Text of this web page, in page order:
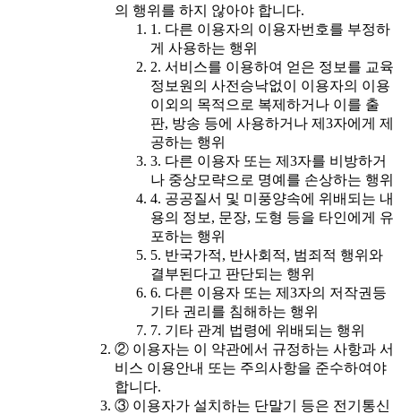
의 행위를 하지 않아야 합니다.
1. 다른 이용자의 이용자번호를 부정하
게 사용하는 행위
2. 서비스를 이용하여 얻은 정보를 교육
정보원의 사전승낙없이 이용자의 이용
이외의 목적으로 복제하거나 이를 출
판, 방송 등에 사용하거나 제3자에게 제
공하는 행위
3. 다른 이용자 또는 제3자를 비방하거
나 중상모략으로 명예를 손상하는 행위
4. 공공질서 및 미풍양속에 위배되는 내
용의 정보, 문장, 도형 등을 타인에게 유
포하는 행위
5. 반국가적, 반사회적, 범죄적 행위와
결부된다고 판단되는 행위
6. 다른 이용자 또는 제3자의 저작권등
기타 권리를 침해하는 행위
7. 기타 관계 법령에 위배되는 행위
② 이용자는 이 약관에서 규정하는 사항과 서
비스 이용안내 또는 주의사항을 준수하여야
합니다.
③ 이용자가 설치하는 단말기 등은 전기통신